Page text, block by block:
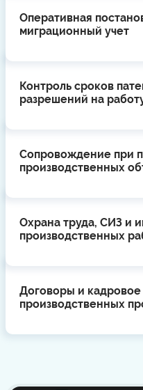
Оперативная
миграционный учет
Контроль сроков
разрешений на
Сопровождение при
производственных
Охрана труда, СИЗ и
производственных
Договоры и
производственных